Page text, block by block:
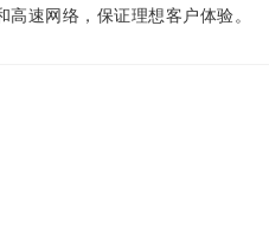
速网络，保证理想客户体验。